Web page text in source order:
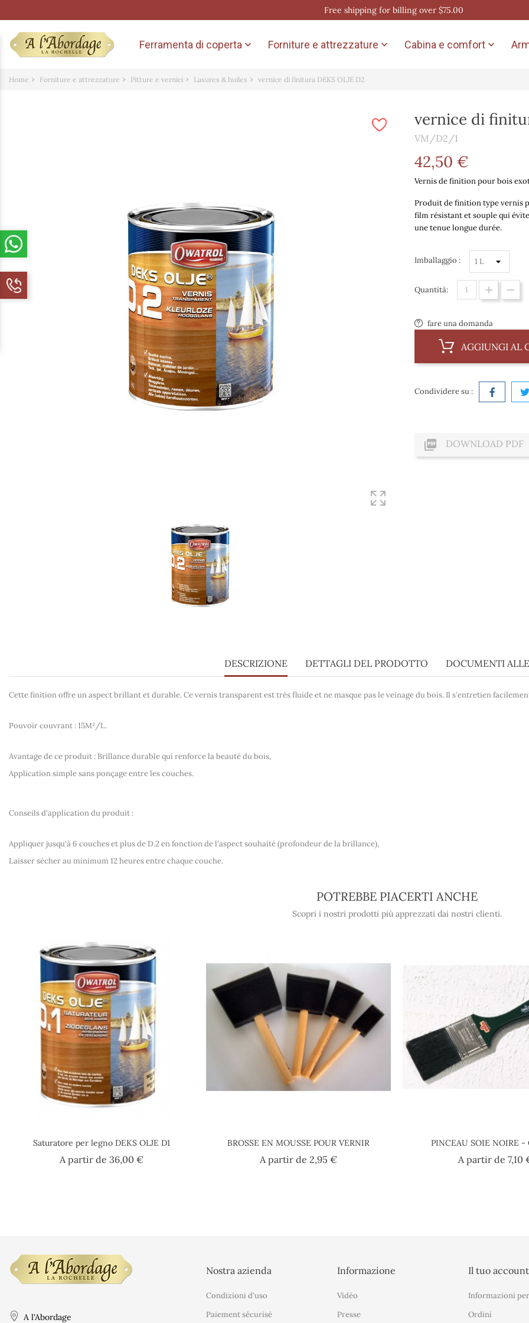
Free shipping for billing over $75.00
Ferramenta di coperta  Forniture e attrezzature  Cabina e comfort 
Home Forniture e attrezzature Pitture e vernici Lasures & huiles vernice di finitura DEKS OLJE D2
vernice di
VM/D2/1
42,50 €
Vernis de finition pour bois
Produit de finition type vernis
film résistant et souple qui
une tenue longue durée.
Imballaggio :
Quantità:
fare una domanda
AGGIUNGI AL
Condividere su :
 DOWNLOAD PDF
DESCRIZIONE DETTAGLI DEL PRODOTTO DOCUMENTI
Cette finition offre un aspect brillant et durable. Ce vernis transparent est très fluide et ne masque pas le veinage du bois. Il s'entretien
Pouvoir couvrant : 15M²/L.
Avantage de ce produit : Brillance durable qui renforce la beauté du bois,
Application simple sans ponçage entre les couches.
Conseils d'application du produit :
Appliquer jusqu'à 6 couches et plus de D.2 en fonction de l'aspect souhaité (profondeur de la brillance),
Laisser sécher au minimum 12 heures entre chaque couche.
POTREBBE PIACERTI ANCHE
Scopri i nostri prodotti più apprezzati dai nostri clienti.
Saturatore per legno DEKS OLJE D1
A partir de 36,00 €Prezzo
BROSSE EN MOUSSE POUR VERNIR
A partir de 2,95 €Prezzo
PINCEAU SOIE NOIRE -
A partir de 7,10
A l'Abordage
Nostra azienda
Condizioni d'uso
Paiement sécurisé
Informazione
Vidéo
Presse
Il tuo account
Informazioni
Ordini